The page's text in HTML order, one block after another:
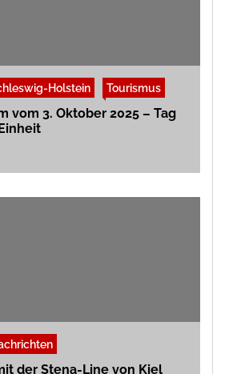
Holstein Tourismus
vom 3. Oktober 2025 – Tag
der Stena-Line von Kiel